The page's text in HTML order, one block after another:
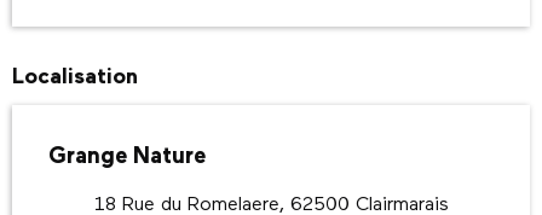
Localisation
Grange Nature
18 Rue du Romelaere, 62500 Clairmarais